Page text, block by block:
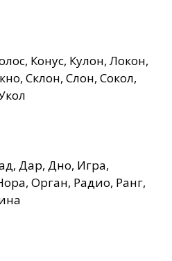
Конус, Кулон, Локон,
Склон, Слон, Сокол,
Дар, Дно, Игра,
Орган, Радио, Ранг,